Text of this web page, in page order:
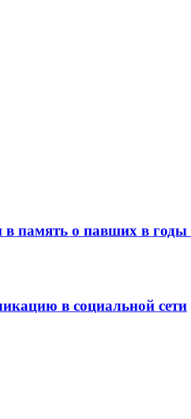
в память о павших в
в социальной сети